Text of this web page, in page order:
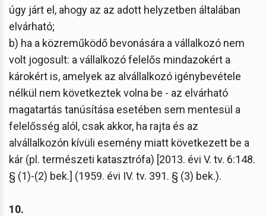
úgy járt el, ahogy az az adott helyzetben általában
elvárható;
b) ha a közreműködő bevonására a vállalkozó nem
volt jogosult: a vállalkozó felelős mindazokért a
károkért is, amelyek az alvállalkozó igénybevétele
nélkül nem következtek volna be - az elvárható
magatartás tanúsítása esetében sem mentesül a
felelősség alól, csak akkor, ha rajta és az
alvállalkozón kívüli esemény miatt következett be a
kár (pl. természeti katasztrófa) [2013. évi V. tv. 6:148.
§ (1)-(2) bek.] (1959. évi IV. tv. 391. § (3) bek.).
10.